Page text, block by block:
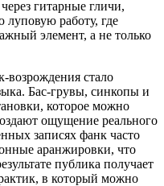
гитарные гличи,
работу, где
элемент, а не только
стало
Бас-грувы, синкопы и
которое можно
ощущение реального
записях фанк часто
аранжировки, что
публика получает
в который можно